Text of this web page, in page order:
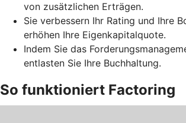
von zusätzlichen Erträgen.
Sie verbessern Ihr Rating und Ihre
erhöhen Ihre Eigenkapitalquote.
Indem Sie das
entlasten Sie Ihre Buchhaltung.
So funktioniert Factoring